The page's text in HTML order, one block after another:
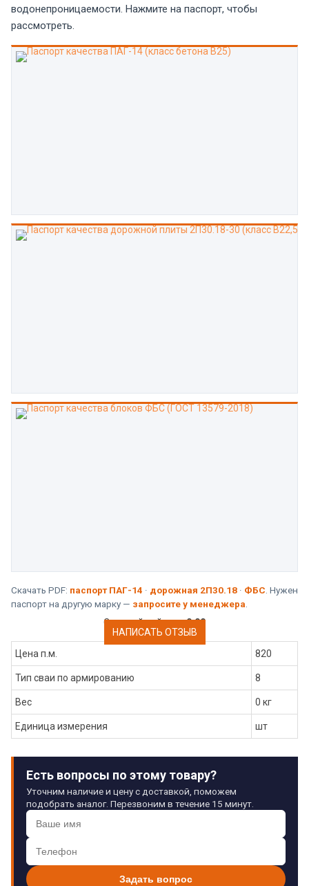
водонепроницаемости. Нажмите на паспорт, чтобы
рассмотреть.
Скачать PDF: паспорт ПАГ-14 · дорожная 2П30.18 · ФБС . Нужен
паспорт на другую марку — запросите у менеджера
Средний рейтинг:0.00
НАПИСАТЬ ОТЗЫВ
Цена п.м.
820
Тип сваи по армированию 8
Вес 0 кг
Единица измерения шт
Есть вопросы по этому товару?
Уточним наличие и цену с доставкой, поможем
подобрать аналог. Перезвоним в течение 15 минут.
Задать вопрос